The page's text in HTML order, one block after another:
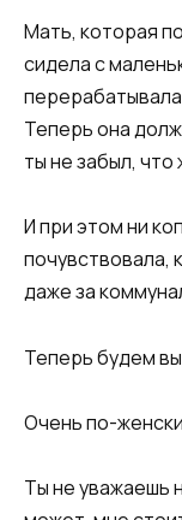
Мать, которая
сидела с
Теперь она
ты не забыл,
И при этом ни
почувствовала,
даже за
Теперь будем
Очень по-
Ты не уважаешь